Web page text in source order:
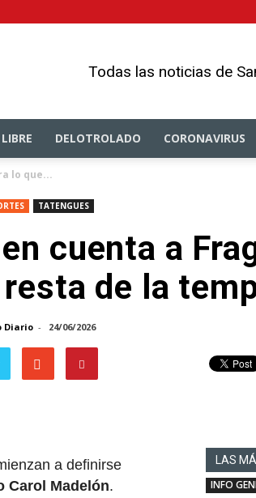
Todas las noticias de
DELOTROLADO CORONAVIRUS
lo que...
TATENGUES
cuenta a
de la
Diario - 24/06/2026
a definirse
Carol Madelón.
LAS
INFO